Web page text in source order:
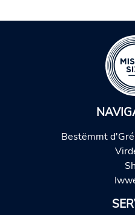
Bestëmmt